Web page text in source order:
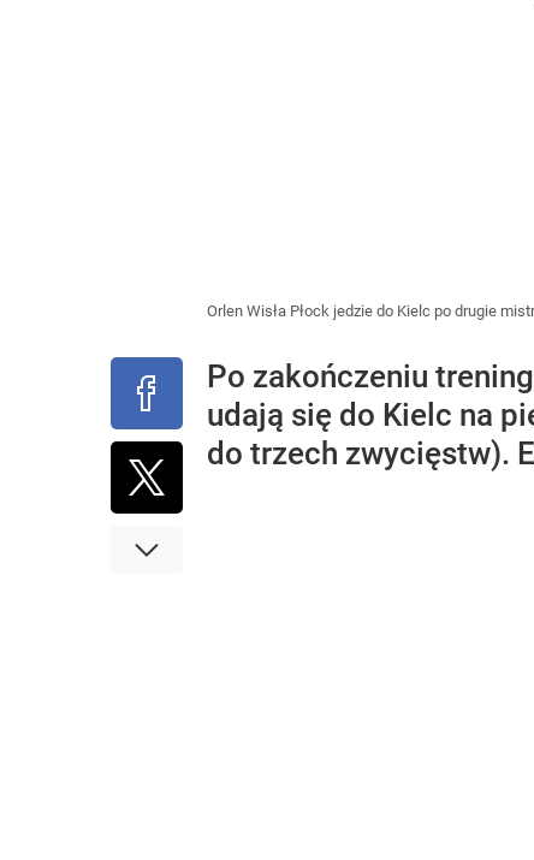
Orlen Wisła Płock jedzie do Kielc po drugie
Po zakończeniu
udają się do Kielc na
do trzech zwycięstw).